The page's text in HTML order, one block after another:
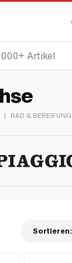
| RAD & BEREIFUNG
Sortieren: